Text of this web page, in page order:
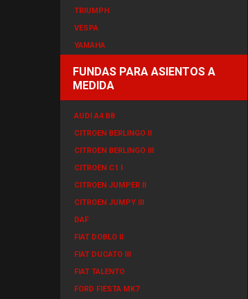
TRIUMPH
VESPA
YAMAHA
FUNDAS PARA ASIENTOS A
MEDIDA
AUDI A4 B8
CITROEN BERLINGO II
CITROEN BERLINGO III
CITROEN C1 I
CITROEN JUMPER II
CITROEN JUMPY III
DAF
FIAT DOBLO II
FIAT DUCATO III
FIAT TALENTO
FORD FIESTA MK7